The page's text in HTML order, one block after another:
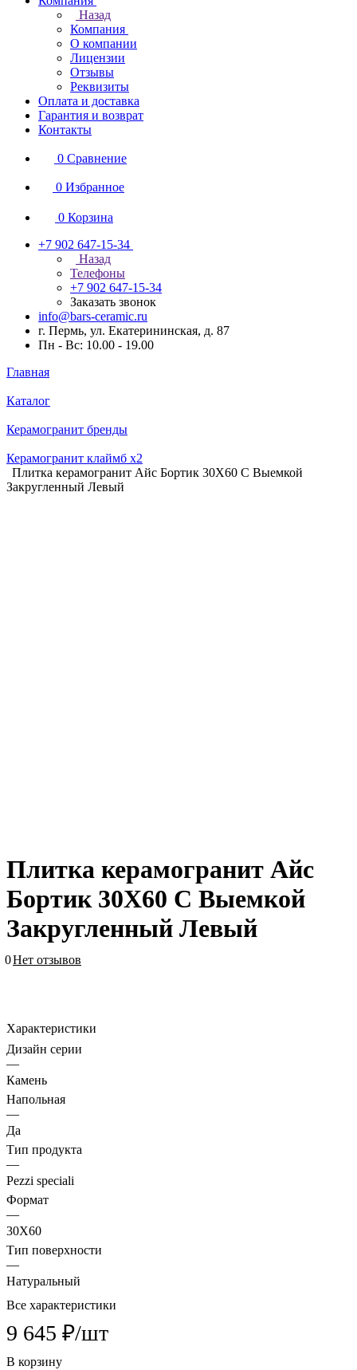
Назад
Компания
О компании
Лицензии
Отзывы
Реквизиты
Оплата и доставка
Гарантия и возврат
Контакты
0 Сравнение
0 Избранное
0 Корзина
+7 902 647-15-34
Назад
Телефоны
+7 902 647-15-34
Заказать звонок
info@bars-ceramic.ru
г. Пермь, ул. Екатерининская, д. 87
Пн - Вс: 10.00 - 19.00
Главная
Каталог
Керамогранит бренды
Керамогранит клаймб x2
Плитка керамогранит Айс Бортик 30X60 С Выемкой
Закругленный Левый
Плитка керамогранит Айс
Бортик 30X60 С Выемкой
Закругленный Левый
0Нет отзывов
Характеристики
Дизайн серии
—
Камень
Напольная
—
Да
Тип продукта
—
Pezzi speciali
Формат
—
30X60
Тип поверхности
—
Натуральный
Все характеристики
9 645 ₽/шт
В корзину